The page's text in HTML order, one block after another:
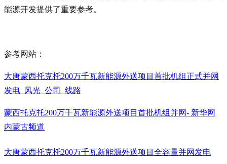
能源开发提供了重要参考。
参考网站：
大唐蒙西托克托200万千瓦新能源外送项目首批机组正式并网
发电_风光_公司_线路
蒙西托克托200万千瓦新能源外送项目首批机组并网- 新华网
内蒙古频道
大唐蒙西托克托200万千瓦新能源外送项目全容量并网发电